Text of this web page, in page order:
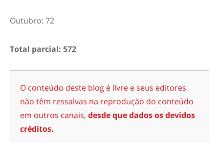
Outubro: 72
Total parcial: 572
O conteúdo deste blog é livre e seus editores
não têm ressalvas na reprodução do conteúdo
em outros canais, desde que dados os devidos
créditos.